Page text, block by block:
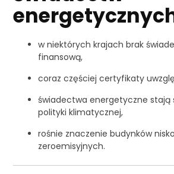
w niektórych krajach brak
finansową,
coraz częściej certyfikaty
świadectwa energetyczne stają
polityki klimatycznej,
rośnie znaczenie budynków
zeroemisyjnych.